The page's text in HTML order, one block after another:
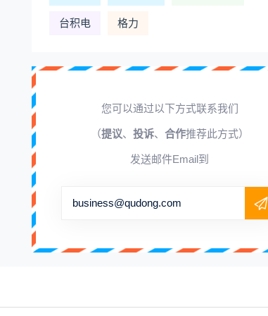
台积电 格力
您可以通过以下方式联系我们
（提议、 投诉、 合作推荐此方式）
发送邮件Email到
business@qudong.com